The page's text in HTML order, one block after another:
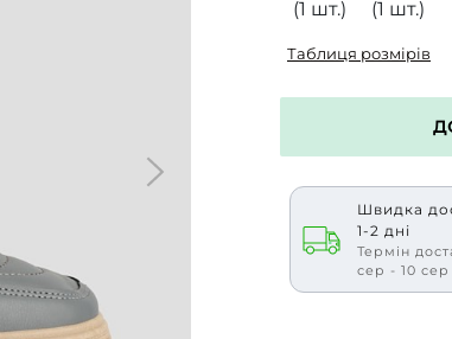
(1 шт.) (1 шт.)
Таблиця розмірів
Швидка
1-2 дні
Термін
сер - 10 сер